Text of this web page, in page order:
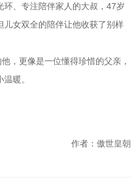
环、专注陪伴家人的大叔，47岁
儿女双全的陪伴让他收获了别样
，更像是一位懂得珍惜的父亲，
暖。
作者：傲世皇朝